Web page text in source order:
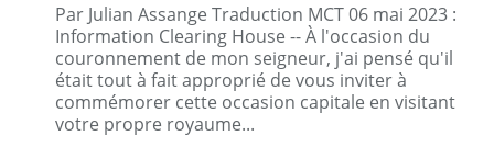
Par Julian Assange Traduction MCT 06 mai 2023 :
Information Clearing House -- À l'occasion du
couronnement de mon seigneur, j'ai pensé qu'il
était tout à fait approprié de vous inviter à
commémorer cette occasion capitale en visitant
votre propre royaume...